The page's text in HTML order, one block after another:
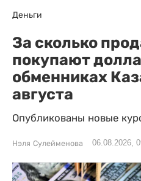
Деньги
За сколько
покупают
обменниках
августа
Опубликованы новые
Нэля Сулейменова 06.08.2026,